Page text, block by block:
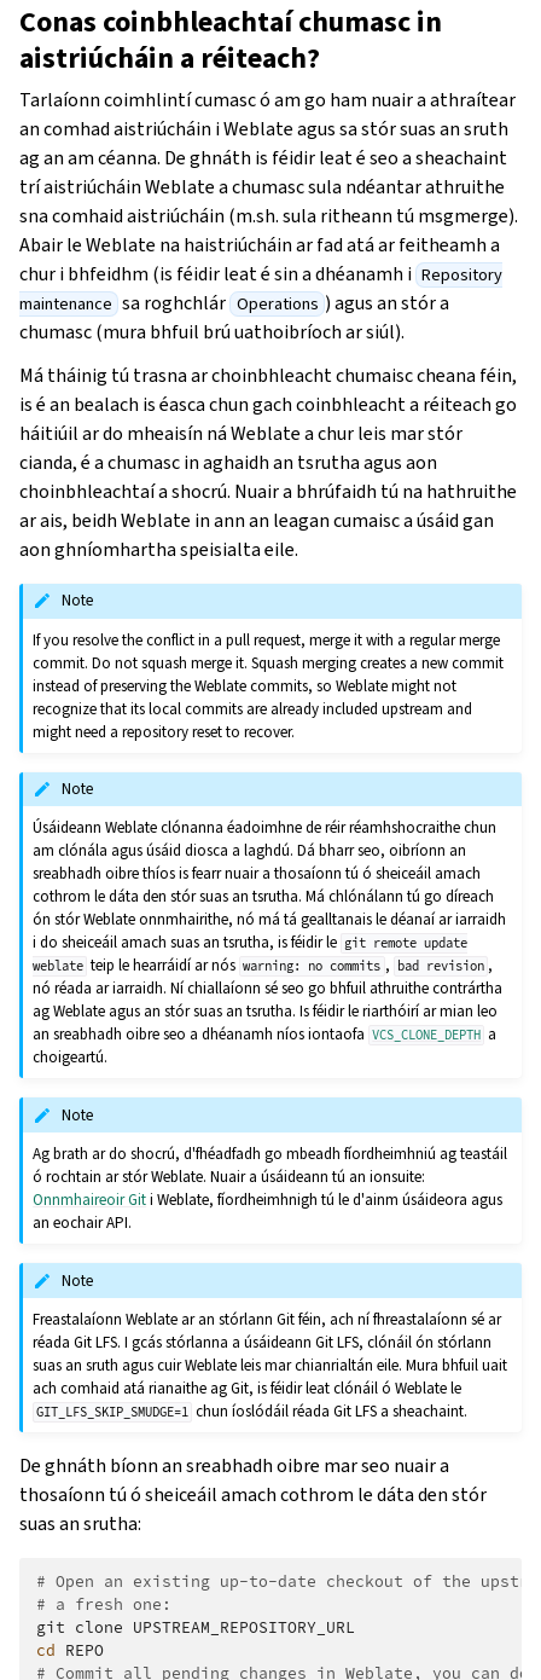
Conas coinbhleachtaí chumasc in
aistriúcháin a réiteach?
Tarlaíonn coimhlintí cumasc ó am go ham nuair a athraítear
an comhad aistriúcháin i Weblate agus sa stór suas an sruth
ag an am céanna. De ghnáth is féidir leat é seo a sheachaint
trí aistriúcháin Weblate a chumasc sula ndéantar athruithe
sna comhaid aistriúcháin (m.sh. sula ritheann tú msgmerge).
Abair le Weblate na haistriúcháin ar fad atá ar feitheamh a
chur i bhfeidhm (is féidir leat é sin a dhéanamh i Repository
maintenance sa roghchlár Operations ) agus an stór a
chumasc (mura bhfuil brú uathoibríoch ar siúl).
Má tháinig tú trasna ar choinbhleacht chumaisc cheana féin,
is é an bealach is éasca chun gach coinbhleacht a réiteach go
háitiúil ar do mheaisín ná Weblate a chur leis mar stór
cianda, é a chumasc in aghaidh an tsrutha agus aon
choinbhleachtaí a shocrú. Nuair a bhrúfaidh tú na hathruithe
ar ais, beidh Weblate in ann an leagan cumaisc a úsáid gan
aon ghníomhartha speisialta eile.
Note
If you resolve the conflict in a pull request, merge it with a regular merge
commit. Do not squash merge it. Squash merging creates a new commit
instead of preserving the Weblate commits, so Weblate might not
recognize that its local commits are already included upstream and
might need a repository reset to recover.
Note
Úsáideann Weblate clónanna éadoimhne de réir réamhshocraithe chun
am clónála agus úsáid diosca a laghdú. Dá bharr seo, oibríonn an
sreabhadh oibre thíos is fearr nuair a thosaíonn tú ó sheiceáil amach
cothrom le dáta den stór suas an tsrutha. Má chlónálann tú go díreach
ón stór Weblate onnmhairithe, nó má tá gealltanais le déanaí ar iarraidh
i do sheiceáil amach suas an tsrutha, is féidir le git remote update
weblate teip le hearráidí ar nós warning: no commits , bad revision ,
nó réada ar iarraidh. Ní chiallaíonn sé seo go bhfuil athruithe contrártha
ag Weblate agus an stór suas an tsrutha. Is féidir le riarthóirí ar mian leo
an sreabhadh oibre seo a dhéanamh níos iontaofa VCS_CLONE_DEPTH
a
choigeartú.
Note
Ag brath ar do shocrú, d'fhéadfadh go mbeadh fíordheimhniú ag teastáil
ó rochtain ar stór Weblate. Nuair a úsáideann tú an ionsuite:
Onnmhaireoir Giti Weblate, fíordheimhnigh tú le d'ainm úsáideora agus
an eochair API.
Note
Freastalaíonn Weblate ar an stórlann Git féin, ach ní fhreastalaíonn sé ar
réada Git LFS. I gcás stórlanna a úsáideann Git LFS, clónáil ón stórlann
suas an sruth agus cuir Weblate leis mar chianrialtán eile. Mura bhfuil uait
ach comhaid atá rianaithe ag Git, is féidir leat clónáil ó Weblate le
GIT_LFS_SKIP_SMUDGE=1 chun íoslódáil réada Git LFS a sheachaint.
De ghnáth bíonn an sreabhadh oibre mar seo nuair a
thosaíonn tú ó sheiceáil amach cothrom le dáta den stór
suas an srutha:
# Open an existing up-to-date checkout of the
# a fresh one:
git clone
cd
# Commit all pending changes in Weblate, you can